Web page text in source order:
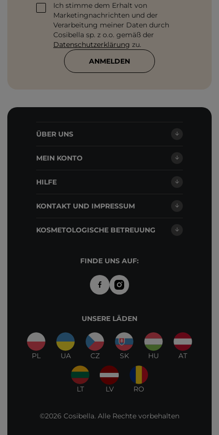
Ich stimme dem Erhalt von
Marketingnachrichten und der
Verarbeitung meiner Daten durch
Cosibella sp. z o.o. gemäß der
Datenschutzerklärung zu.
ANMELDEN
ÜBER UNS
MEIN KONTO
HILFE
KONTAKT UND IMPRESSUM
KOSMETOLOGISCHE BETREUUNG
FINDE UNS AUF:
UNSERE LÄDEN
PL UA CZ SK HU AT
LT LV RO
©2026 Cosibella. Alle Rechte vorbehalten